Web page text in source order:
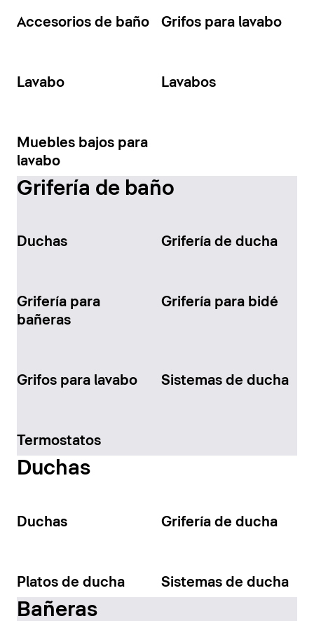
Accesorios de baño Grifos para lavabo
Lavabo Lavabos
Muebles bajos para
lavabo
Grifería de baño
Duchas Grifería de ducha
Grifería para
bañeras
Grifería para bidé
Grifos para lavabo Sistemas de ducha
Termostatos
Duchas
Duchas Grifería de ducha
Platos de ducha Sistemas de ducha
Bañeras